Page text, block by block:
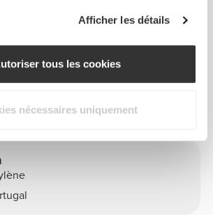
Afficher les détails
tous les cookies
nécessaires uniquement
MATÉRIAU